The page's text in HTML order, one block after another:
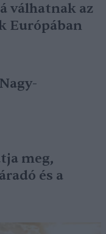
válhatnak az
Európában
meg,
és a